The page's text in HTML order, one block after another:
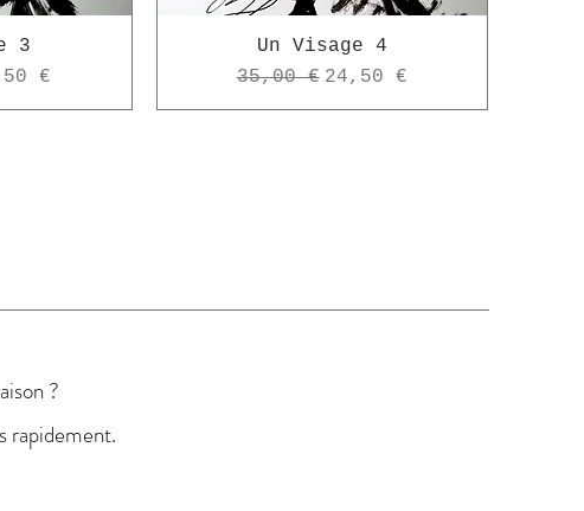
3
promotionnel
€
Un Visage 4
Prix original
35,00 € Prix promotionnel
24,50 €
VOUS
?
rapidement.